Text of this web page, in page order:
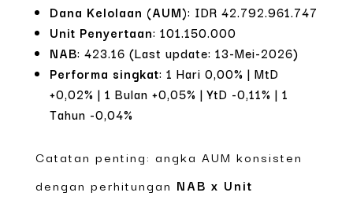
Dana Kelolaan (AUM): IDR 42.792.961.747
Unit Penyertaan: 101.150.000
NAB: 423.16 (Last update: 13-Mei-2026)
Performa singkat: 1 Hari 0,00% | MtD
+0,02% | 1 Bulan +0,05% | YtD -0,11% | 1
Tahun -0,04%
Catatan penting: angka AUM konsisten
dengan perhitungan NAB x Unit